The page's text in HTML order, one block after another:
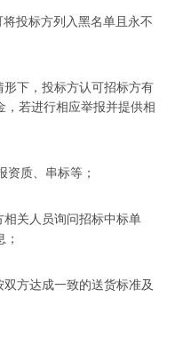
投标方列入黑名单且永不
下，投标方认可招标方有
，若进行相应举报并提供相
资质、串标等；
关人员询问招标中标单
方达成一致的送货标准及